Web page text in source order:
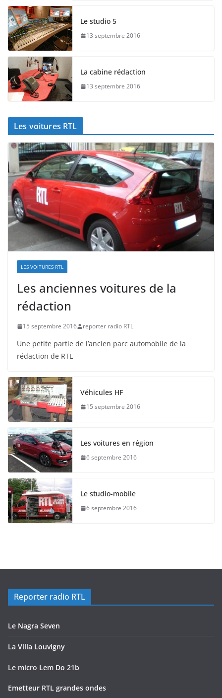
Le studio 5
13 septembre 2016
La cabine rédaction
13 septembre 2016
Les voitures RTL
LES VOITURES RTL
Les anciennes voitures de la
rédaction
15 septembre 2016 reporter radio RTL
Une petite partie de l’ancien parc automobile de la
rédaction de RTL
Véhicules HF
15 septembre 2016
Les voitures en région
6 septembre 2016
Le studio-mobile
6 septembre 2016
Reporter radio RTL
Le Nagra Seven
La Villa Louvigny
Le micro Lem Do 21b
Emetteur RTL grandes ondes